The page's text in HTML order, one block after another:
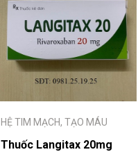
HỆ TIM MẠCH, TẠO MÁU
Thuốc Langitax 20mg